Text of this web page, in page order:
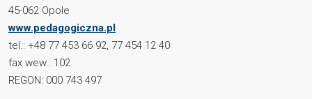
45-062 Opole
www.pedagogiczna.pl
tel.: +48 77 453 66 92, 77 454 12 40
fax wew.: 102
REGON: 000 743 497